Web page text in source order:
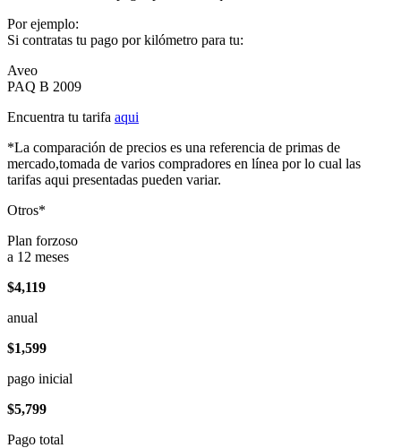
Por ejemplo:
Si contratas tu pago por kilómetro para tu:
Aveo
PAQ B 2009
Encuentra tu tarifa aqui
*La comparación de precios es una referencia de primas de
mercado,tomada de varios compradores en línea por lo cual las
tarifas aqui presentadas pueden variar.
Otros*
Plan forzoso
a 12 meses
$4,119
anual
$1,599
pago inicial
$5,799
Pago total